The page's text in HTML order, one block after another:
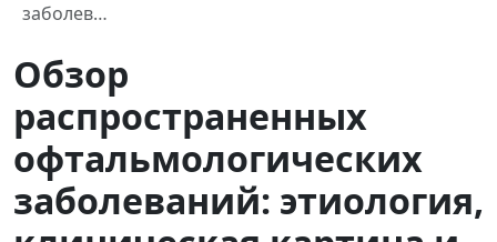
заболев…
Обзор
распространенных
офтальмологических
заболеваний: этиология,